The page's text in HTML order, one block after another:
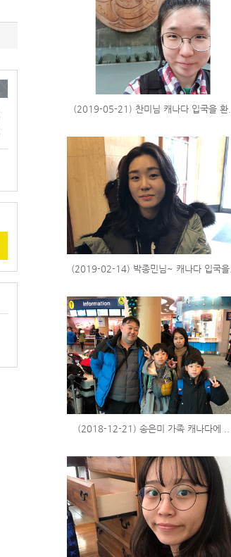
(2019-05-21) 찬미님 캐나다 입국을 환..
(2019-02-14) 박종민님~ 캐나다 입국을..
(2018-12-21) 송은미 가족 캐나다에 ..